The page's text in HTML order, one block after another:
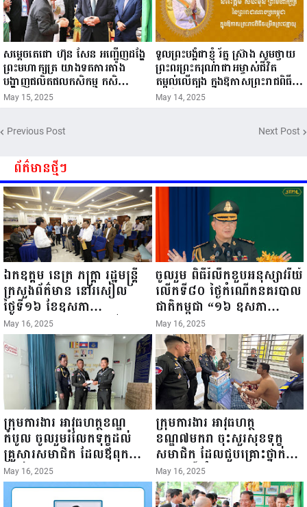
សម្តេចតេជោ ហ៊ុន សែន អញ្ជើញដង្ហែ
ព្រះមហាក្សត្រ យាងទតការតាំង
បង្ហាញផលិតផលកសិកម្ម កសិ
ឧស្សាហកម្ម និងសិប្បកម្ម ក្នុងព្រះរាជ
ពិធីច្រត់ព្រះនង្គ័ល...
May 15, 2025
ទូលព្រះបង្គំជាខ្ញុំ រ័ត្ន ស្រ៊ាង សូមថ្វាយ
ព្រះពរព្រះករុណាជាអម្ចាស់ជីវិត
តម្កល់លើត្បូង ក្នុងឱកាសព្រះរាជពិធី
ចម្រើនព្រះជន្ម គម្រប់ខួប៧២ យាងចូល
៧៣ព្រះវស្សា..
May 14, 2025
Previous Post Next Post
ព័ត៌មានថ្មីៗ
ឯកឧត្តម នេត្រ ភក្ត្រា រដ្ឋមន្ត្រី
ក្រសួងព័ត៌មាន នៅរសៀល
ថ្ងៃទី១៦ ខែឧសភា
ឆ្នាំ២០២៥នេះ បានអញ្ជើញចុះ
ធ្វើជំរឿនថ្នាក់ដឹកនាំមន្ត្រីរាជ
ការស៉ីវិល នៃក្រសួងព័ត៌មាន...
May 16, 2025
ចូលរួម ពិធីរំលឹកខួបអនុស្សាវរីយ៍
លើកទី៨០ ថ្ងៃកំណើតនគរបាល
ជាតិកម្ពុជា “១៦ ឧសភា
១៩៤៥ ~ ១៦ ឧសភា
២០២៥”...
May 16, 2025
ក្រុមការងារ អាវុធហត្ថខណ្ឌ
កំបូល ចូលរួមរំលែកទុក្ខដល់
គ្រួសារសមាជិក ដែលឪពុកក្មេក
របស់លោកទទួលមរណៈភាព!
May 16, 2025
ក្រុមការងារ អាវុធហត្ថ
ខណ្ឌ៧មករា ចុះសួរសុខទុក្ខ
សមាជិក ដែលជួបគ្រោះថ្នាក់
ចរាចរណ៍ កំពុងសម្រាកព្យាបាល
នៅមន្ទីរពេទ្យ!
May 16, 2025